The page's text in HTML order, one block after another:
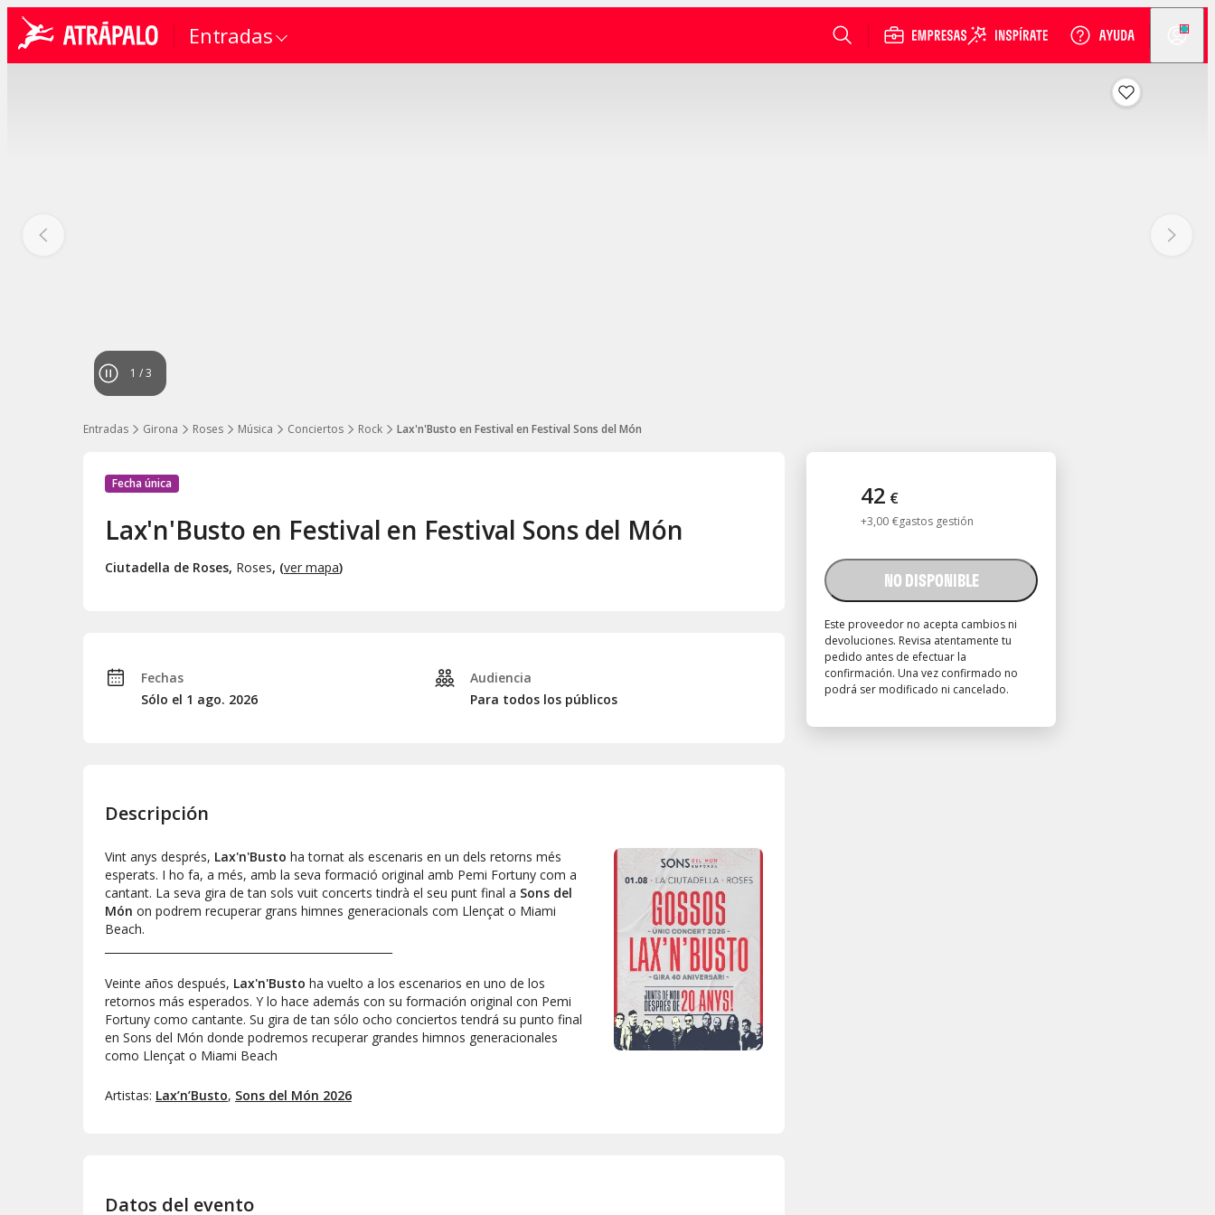
Entradas
1 /3
Entradas Girona Roses Música Conciertos Rock Lax'n'Busto en Festival en Festival Sons del Món
42 €
+3,00 €gastos gestión
NO DISPONIBLE
Este proveedor no acepta cambios ni
devoluciones. Revisa atentamente tu
pedido antes de efectuar la
confirmación. Una vez confirmado no
podrá ser modificado ni cancelado.
Fecha única
Lax'n'Busto en Festival en Festival Sons del Món
Ciutadella de Roses, Roses, (ver mapa)
Fechas
Sólo el 1 ago. 2026
Audiencia
Para todos los públicos
Descripción
Vint anys després, Lax'n'Busto ha tornat als escenaris en un dels retorns més
esperats. I ho fa, a més, amb la seva formació original amb Pemi Fortuny com a
cantant. La seva gira de tan sols vuit concerts tindrà el seu punt final a Sons del
Món on podrem recuperar grans himnes generacionals com Llençat o Miami
Beach.
Veinte años después, Lax'n'Busto ha vuelto a los escenarios en uno de los
retornos más esperados. Y lo hace además con su formación original con Pemi
Fortuny como cantante. Su gira de tan sólo ocho conciertos tendrá su punto final
en Sons del Món donde podremos recuperar grandes himnos generacionales
como Llençat o Miami Beach
Artistas: Lax’n’Busto, Sons del Món 2026
Datos del evento